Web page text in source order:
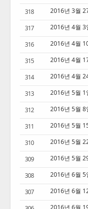
318 2016년 3월
317 2016년 4월 3
316 2016년 4월
315 2016년 4월
314 2016년 4월
313 2016년 5월 1
312 2016년 5월 8
311 2016년 5월
310 2016년 5월
309 2016년 5월
308 2016년 6월 5
307 2016년 6월
2016년 6월